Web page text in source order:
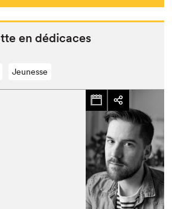
en dédicaces
Jeunesse